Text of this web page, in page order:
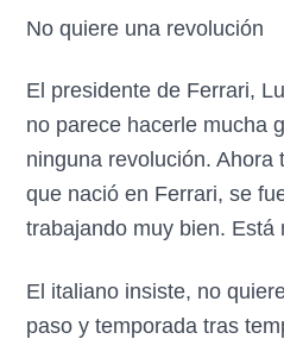
No quiere una revolución
El presidente de Ferrari,
no parece hacerle mucha
ninguna revolución.
que nació en Ferrari, se
trabajando muy bien.
El italiano insiste, no
paso y temporada tras